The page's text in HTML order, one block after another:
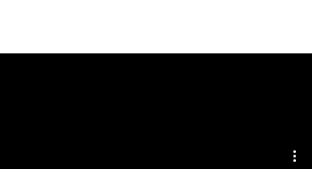
Festivales